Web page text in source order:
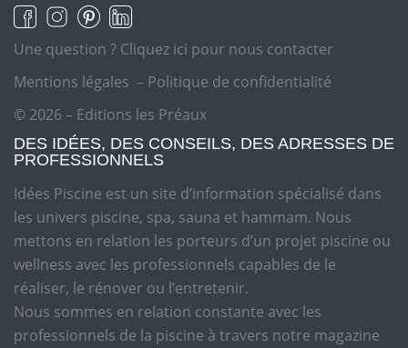
Une question ? Cliquez ici pour nous contacter
Mentions légales – Politique de confidentialité
© 2026 – Editions les Préaux
DES IDÉES, DES CONSEILS, DES ADRESSES DE
PROFESSIONNELS
Idées Piscine est un site d’information spécialisé dans
les univers piscine, spa, sauna et hammam. Nous
mettons en relation les porteurs d’un projet piscine ou
wellness avec les professionnels capables de le
réaliser, le rénover ou l’entretenir.
Nous sommes en relation constante avec les
professionnels de la piscine à travers notre magazine